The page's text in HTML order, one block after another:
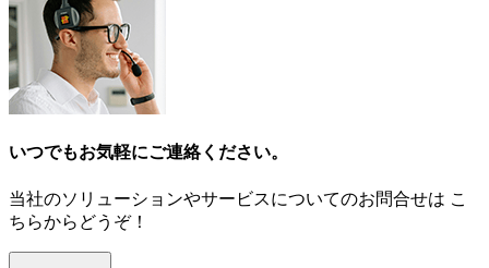
いつでもお気軽にご連絡ください。
当社のソリューションやサービスについてのお問合せは こ
ちらからどうぞ！